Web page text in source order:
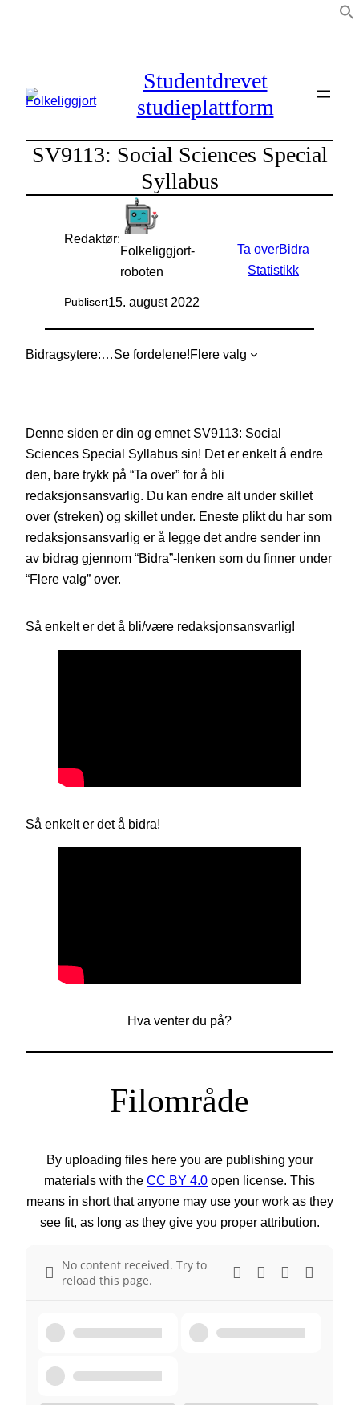
Studentdrevet
studieplattform
SV9113: Social Sciences Special
Syllabus
Redaktør:
Folkeliggjort-
roboten
Publisert15. august 2022
Ta overBidra
Statistikk
Bidragsytere: Se fordelene!Flere valg
Denne siden er din og emnet SV9113: Social
Sciences Special Syllabus sin! Det er enkelt å endre
den, bare trykk på “Ta over” for å bli
redaksjonsansvarlig. Du kan endre alt under skillet
over (streken) og skillet under. Eneste plikt du har som
redaksjonsansvarlig er å legge det andre sender inn
av bidrag gjennom “Bidra”-lenken som du finner under
“Flere valg” over.
Så enkelt er det å bli/være redaksjonsansvarlig!
Så enkelt er det å bidra!
Hva venter du på?
Filområde
By uploading files here you are publishing your
materials with the CC BY 4.0 open license. This
means in short that anyone may use your work as they
see fit, as long as they give you proper attribution.
No content received. Try to
reload this page.